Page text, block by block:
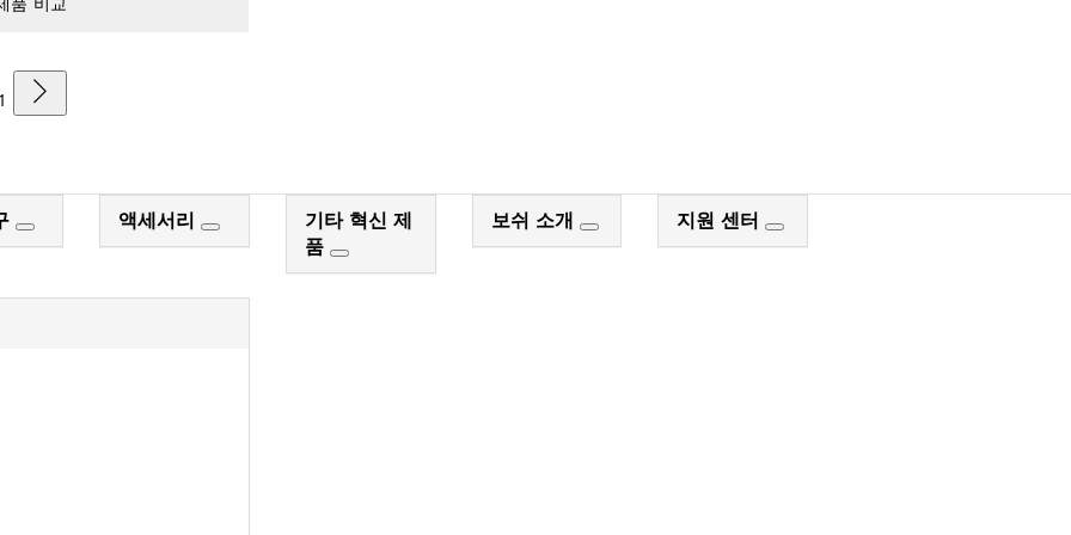
액세서리
기타 혁신 제
품
보쉬 소개 지원 센터